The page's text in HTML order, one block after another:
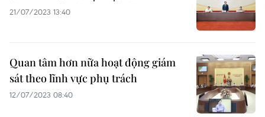
21/07/2023 13:40
Quan tâm hơn nữa hoạt động giám
sát theo lĩnh vực phụ trách
12/07/2023 08:40